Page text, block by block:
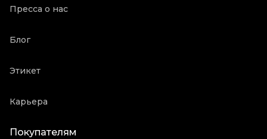
Пресса о нас
Блог
Этикет
Карьера
Покупателям